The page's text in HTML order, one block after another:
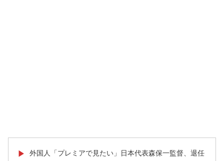
▶
外国人「プレミアで見たい」日本代表森保一監督、退任